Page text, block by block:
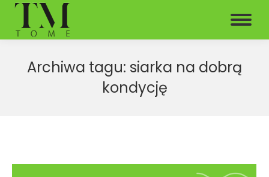
Archiwa tagu: siarka na dobrą
kondycję